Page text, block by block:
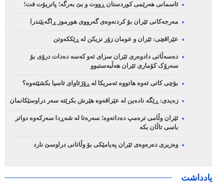
ئاسمانی هەرێمی کوردستان ڕووت و بێ بەرگە؛ پاتریۆت فت!
مەرجەکانی ئێران بۆ کردنەوەی گەرووی هورموز ڕاگەیێندرا
عێراقچی: ئێران و عومان زۆر نزیکن لە ڕێککەوتن
دەسەڵاتی دادوەری ئێران سزای ئەو کەسە دەدات درۆی بۆ
سەرۆک کۆماری ئێران هەڵبەستبوو
بۆچی کاتی ئەوە هاتووە ئەمریکا لە ڕۆژئاوای ئاسیا بکشێتەوە؟
زەیدی: ڕێگە نادەین لە عێراقەوە هێرش بکرێتە سەر دراوسێکانمان
ئێران وڵامی ترەمپ دەداتەوە؛ سەرەتا لە شەڕدا سەرکەوە دواتر
باسی تاڵان بکە
وەزیری دەرەوەی ئێران پەیامێکی بۆ وڵاتانی دراوسێ نارد
یادداشت